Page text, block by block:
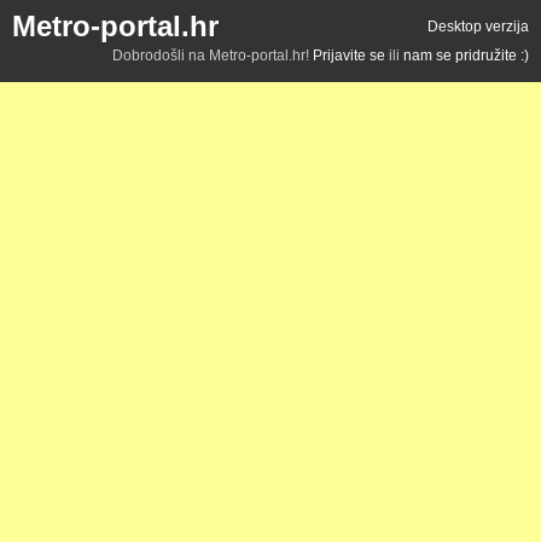
Metro-portal.hr
Desktop verzija
Dobrodošli na Metro-portal.hr! Prijavite se ili nam se pridružite :)